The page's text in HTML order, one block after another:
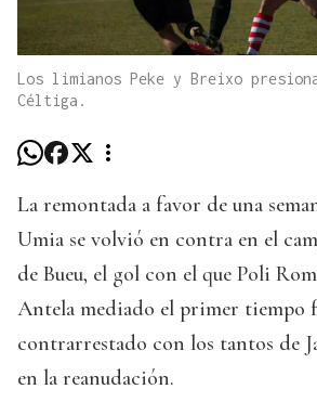
Los limianos Peke y Breixo
Céltiga.
La remontada a favor de una
Umia se volvió en contra en el
de Bueu, el gol con el que Poli
Antela mediado el primer tiempo
contrarrestado con los tantos de
en la reanudación.